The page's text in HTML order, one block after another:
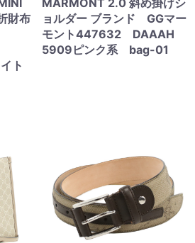
財布
ト
MARMONT 2.0 斜め掛けシ
ョルダー ブランド GGマー
モント447632 DAAAH
5909ピンク系 bag-01